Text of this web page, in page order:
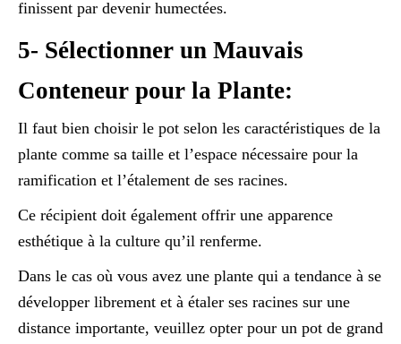
finissent par devenir humectées.
5- Sélectionner un Mauvais
Conteneur pour la Plante:
Il faut bien choisir le pot selon les caractéristiques de la
plante comme sa taille et l’espace nécessaire pour la
ramification et l’étalement de ses racines.
Ce récipient doit également offrir une apparence
esthétique à la culture qu’il renferme.
Dans le cas où vous avez une plante qui a tendance à se
développer librement et à étaler ses racines sur une
distance importante, veuillez opter pour un pot de grand